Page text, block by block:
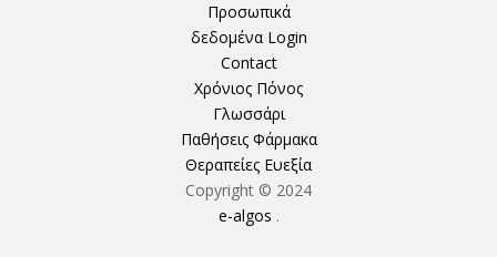
Προσωπικά
δεδομένα Login
Contact
Χρόνιος Πόνος
Γλωσσάρι
Παθήσεις Φάρμακα
Θεραπείες Ευεξία
Copyright © 2024
e-algos .